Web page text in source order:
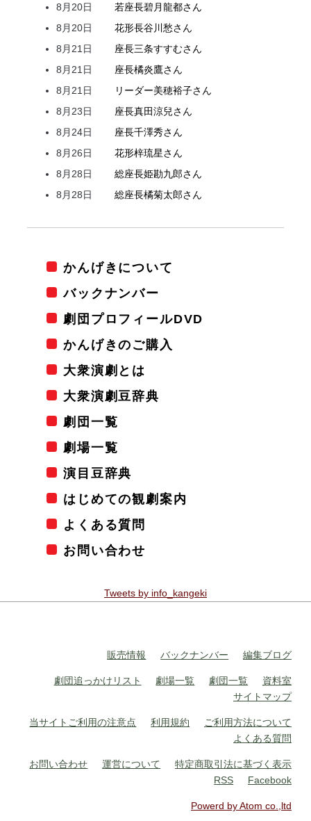
8月20日
若座長碧月龍都さん
8月20日
花形長谷川愁さん
8月21日
座長三条すすむさん
8月21日
座長橘炎鷹さん
8月21日
リーダー美穂裕子さん
8月23日
座長真田涼兒さん
8月24日
座長千澤秀さん
8月26日
花形梓琉星さん
8月28日
総座長姫勘九郎さん
8月28日
総座長橘菊太郎さん
かんげきについて
バックナンバー
劇団プロフィールDVD
かんげきのご購入
大衆演劇とは
大衆演劇豆辞典
劇団一覧
劇場一覧
演目豆辞典
はじめての観劇案内
よくある質問
お問い合わせ
Tweets by info_kangeki
販売情報 バックナンバー 編集ブログ
劇団追っかけリスト 劇場一覧 劇団一覧
資料室
サイトマップ
当サイトご利用の注意点 利用規約
ご利用方法について
よくある質問
お問い合わせ 運営について
特定商取引法に基づく表示
RSS
Facebook
Powerd by Atom co.,ltd